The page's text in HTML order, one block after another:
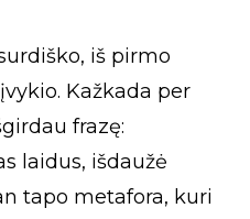
iš pirmo
Kažkada per
frazę:
laidus, išdaužė
tapo metafora, kuri